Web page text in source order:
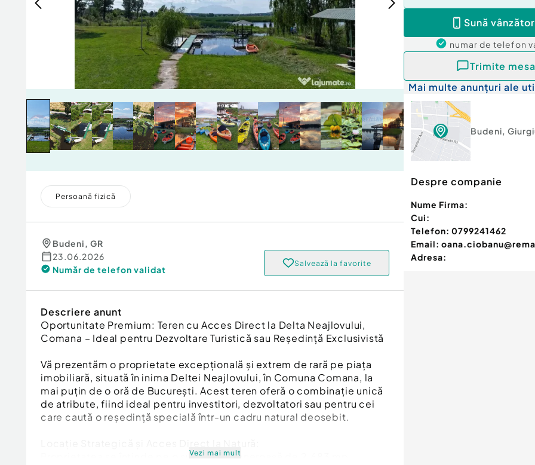
Persoană fizică
Budeni, GR
23.06.2026
Număr de telefon validat
Salvează la favorite
Descriere anunt
Oportunitate Premium: Teren cu Acces Direct la Delta Neajlovului,
Comana – Ideal pentru Dezvoltare Turistică sau Reședință Exclusivistă
Vă prezentăm o proprietate excepțională și extrem de rară pe piața
imobiliară, situată în inima Deltei Neajlovului, în Comuna Comana, la
mai puțin de o oră de București. Acest teren oferă o combinație unică
de atribute, fiind ideal pentru investitori, dezvoltatori sau pentru cei
care caută o reședință specială într-un cadru natural deosebit.
Proprietatea se întinde pe o suprafață generoasă de 2.683 mp,
Vezi mai mult
Sună
numar de telefon
Trimite
Mai multe anunțuri ale
Budeni,
Despre companie
Nume Firma:
Cui:
Telefon: 0799241462
Email:
Adresa: